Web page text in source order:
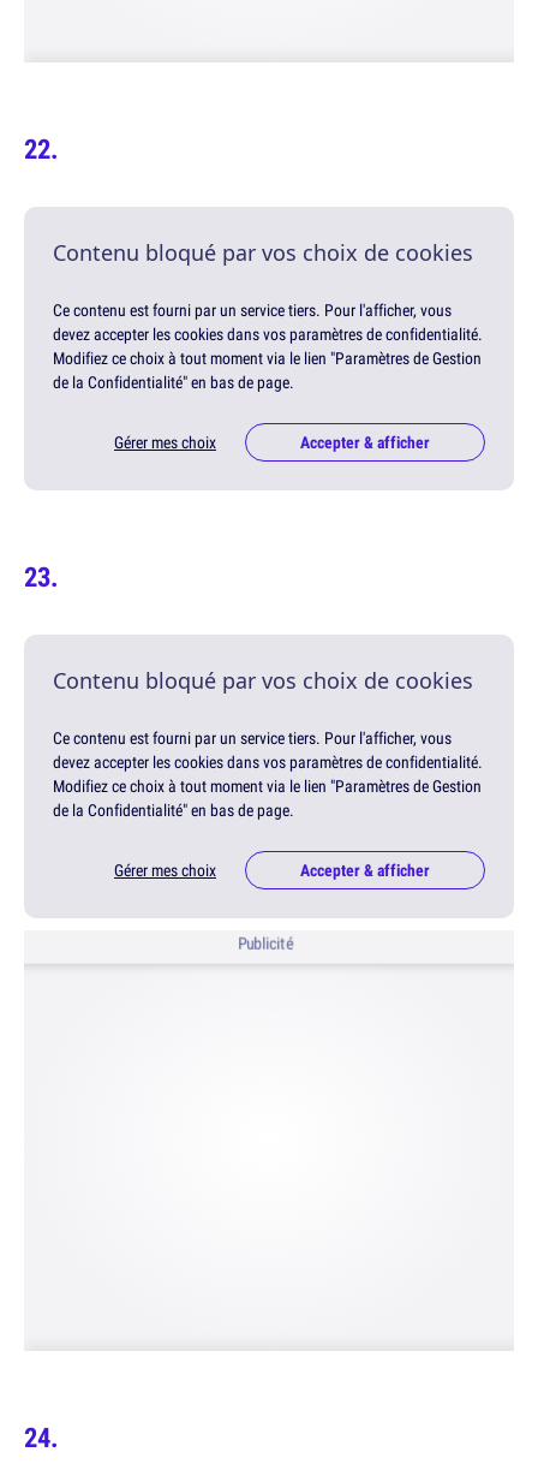
Contenu bloqué par vos choix de cookies
Ce contenu est fourni par un service tiers. Pour l'afficher, vous
devez accepter les cookies dans vos paramètres de confidentialité.
Modifiez ce choix à tout moment via le lien "Paramètres de Gestion
de la Confidentialité" en bas de page.
Gérer mes choix Accepter & afficher
Contenu bloqué par vos choix de cookies
Ce contenu est fourni par un service tiers. Pour l'afficher, vous
devez accepter les cookies dans vos paramètres de confidentialité.
Modifiez ce choix à tout moment via le lien "Paramètres de Gestion
de la Confidentialité" en bas de page.
Gérer mes choix Accepter & afficher
Publicité